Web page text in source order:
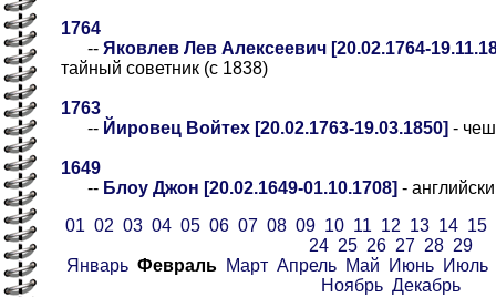
1764
-- Яковлев Лев Алексеевич [20.02.1764-
тайный советник (с 1838)
1763
-- Йировец Войтех [20.02.1763-19.03.1850] -
1649
-- Блоу Джон [20.02.1649-01.10.1708] -
01 02 03 04 05 06 07 08 09 10 11 12 13 14 15
24 25 26 27 28 29
Январь Февраль Март Апрель Май Июнь
Июль
Ноябрь Декабрь